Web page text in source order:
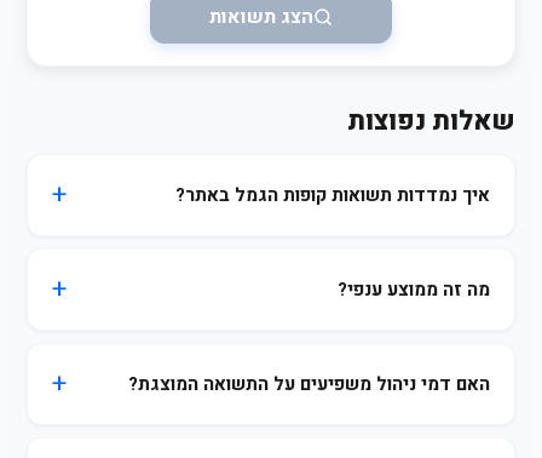
הצג תשואות
שאלות נפוצות
איך נמדדות תשואות קופות הגמל באתר?
מה זה ממוצע ענפי?
האם דמי ניהול משפיעים על התשואה המוצגת?